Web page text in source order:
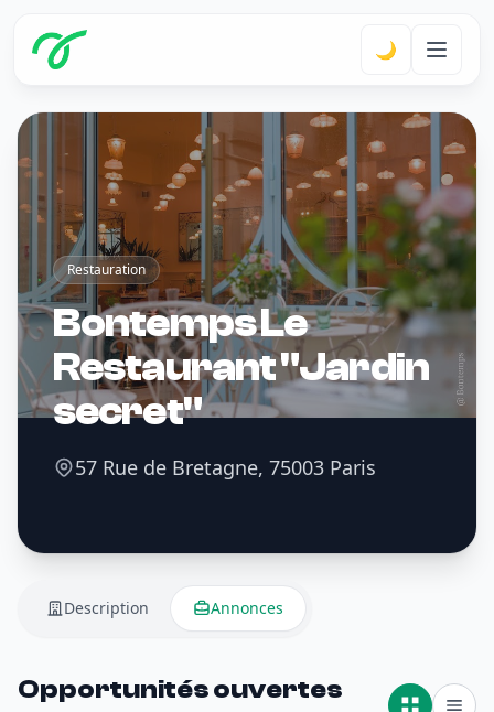
🌙
Restauration
Bontemps Le
Restaurant "Jardin
secret"
57 Rue de Bretagne, 75003 Paris
Description Annonces
Opportunités ouvertes